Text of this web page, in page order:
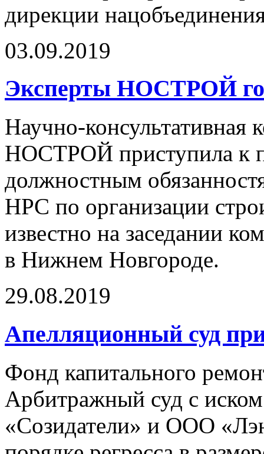
дирекции
03.09.2019
Эксперты НОСТРОЙ
Научно-консультативная
НОСТРОЙ приступила к
должностным
НРС по организации
известно на заседании
в Нижнем Новгороде.
29.08.2019
Апелляционный суд
Фонд капитального
Арбитражный суд с
«Созидатели» и ООО